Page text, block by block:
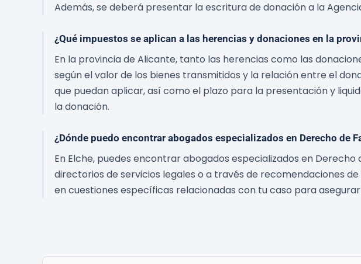
Además, se deberá presentar la escritura de donación a la
¿Qué impuestos se aplican a las herencias y donaciones en la
En la provincia de Alicante, tanto las herencias como las
según el valor de los bienes transmitidos y la relación entre el
que puedan aplicar, así como el plazo para la presentación y
la donación.
¿Dónde puedo encontrar abogados especializados en Derecho de
En Elche, puedes encontrar abogados especializados en
directorios de servicios legales o a través de recomendaciones
en cuestiones específicas relacionadas con tu caso para